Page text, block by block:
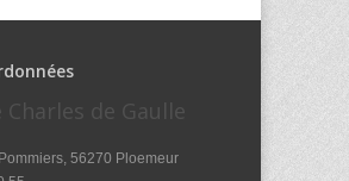
Charles de Gaulle
56270 Ploemeur